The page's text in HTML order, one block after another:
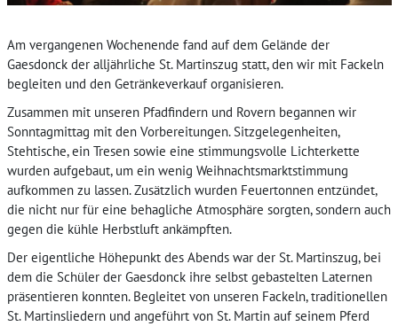
Am vergangenen Wochenende fand auf dem Gelände der
Gaesdonck der alljährliche St. Martinszug statt, den wir mit Fackeln
begleiten und den Getränkeverkauf organisieren.
Zusammen mit unseren Pfadfindern und Rovern begannen wir
Sonntagmittag mit den Vorbereitungen. Sitzgelegenheiten,
Stehtische, ein Tresen sowie eine stimmungsvolle Lichterkette
wurden aufgebaut, um ein wenig Weihnachtsmarktstimmung
aufkommen zu lassen. Zusätzlich wurden Feuertonnen entzündet,
die nicht nur für eine behagliche Atmosphäre sorgten, sondern auch
gegen die kühle Herbstluft ankämpften.
Der eigentliche Höhepunkt des Abends war der St. Martinszug, bei
dem die Schüler der Gaesdonck ihre selbst gebastelten Laternen
präsentieren konnten. Begleitet von unseren Fackeln, traditionellen
St. Martinsliedern und angeführt von St. Martin auf seinem Pferd